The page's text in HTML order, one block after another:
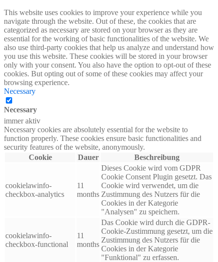
This website uses cookies to improve your experience while you
navigate through the website. Out of these, the cookies that are
categorized as necessary are stored on your browser as they are
essential for the working of basic functionalities of the website. We
also use third-party cookies that help us analyze and understand how
you use this website. These cookies will be stored in your browser
only with your consent. You also have the option to opt-out of these
cookies. But opting out of some of these cookies may affect your
browsing experience.
Necessary
Necessary
immer aktiv
Necessary cookies are absolutely essential for the website to
function properly. These cookies ensure basic functionalities and
security features of the website, anonymously.
Cookie
Dauer Beschreibung
cookielawinfo-
checkbox-analytics
11
months
Dieses Cookie wird vom GDPR
Cookie Consent Plugin gesetzt. Das
Cookie wird verwendet, um die
Zustimmung des Nutzers für die
Cookies in der Kategorie
"Analysen" zu speichern.
cookielawinfo-
checkbox-functional
11
months
Das Cookie wird durch die GDPR-
Cookie-Zustimmung gesetzt, um die
Zustimmung des Nutzers für die
Cookies in der Kategorie
"Funktional" zu erfassen.